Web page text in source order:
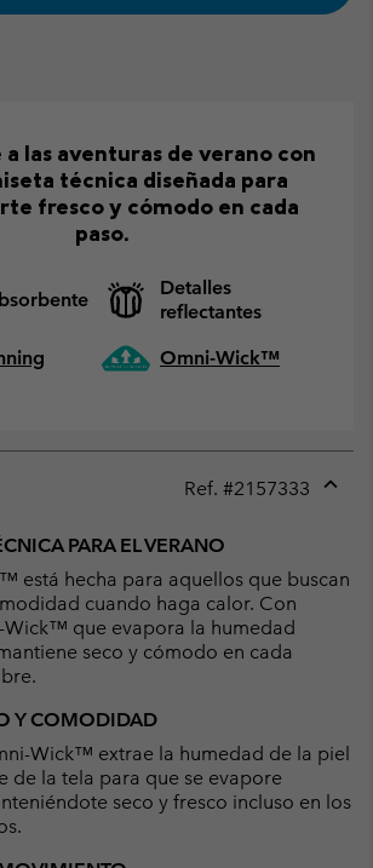
las aventuras de verano con
técnica diseñada para
fresco y cómodo en cada
paso.
Detalles
reflectantes
Omni-Wick™
Ref. #2157333
PARA EL VERANO
está hecha para aquellos que buscan
cuando haga calor. Con
que evapora la humedad
seco y cómodo en cada
Y COMODIDAD
Wick™ extrae la humedad de la piel
de la tela para que se evapore
seco y fresco incluso en los